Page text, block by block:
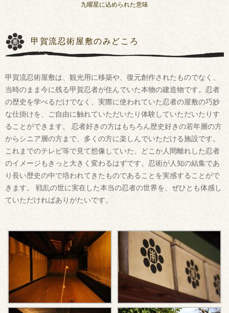
九曜星に込められた意味
甲賀流忍術屋敷のみどころ
甲賀流忍術屋敷は、観光用に移築や、復元創作されたものでなく、
当時のまま今に残る甲賀忍者が住んでいた本物の建造物です。忍者
の歴史を学べるだけでなく、実際に使われていた忍者の屋敷の巧妙
な仕掛けを、ご自由に触れていただいたり体験していただいたりす
ることができます。 忍者好きの方はもちろん歴史好きの若年層の方
からシニア層の方まで、多くの方に楽しんでいただける施設です。
これまでのテレビ等で見て想像していた、どこか人間離れした忍者
のイメージもきっと大きく変わるはずです。忍術が人知の結集であ
り長い歴史の中で培われてきたものであることを実感することがで
きます。 戦乱の世に実在した本当の忍者の世界を、ぜひとも体感し
ていただければありがたいです。